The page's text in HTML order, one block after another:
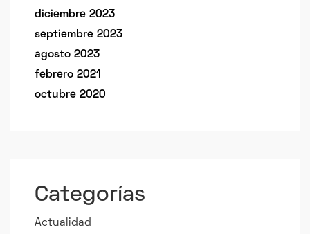
diciembre 2023
septiembre 2023
agosto 2023
febrero 2021
octubre 2020
Categorías
Actualidad